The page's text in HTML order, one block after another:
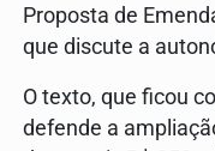
Proposta de
que discute a
O texto, que ficou
defende a